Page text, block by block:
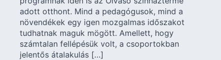
adott otthont. Mind a pedagógusok, mind a
növendékek egy igen mozgalmas időszakot
tudhatnak maguk mögött. Amellett, hogy
számtalan fellépésük volt, a csoportokban
jelentős átalakulás […]